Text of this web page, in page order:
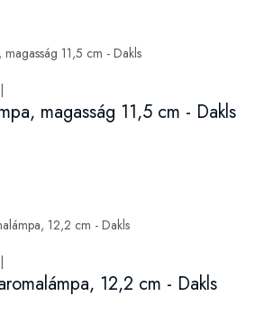
magasság 11,5 cm - Dakls
|
12,2 cm - Dakls